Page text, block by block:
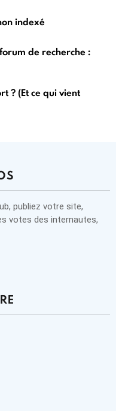
indexé
de recherche :
? (Et ce qui vient
publiez votre site,
votes des internautes,